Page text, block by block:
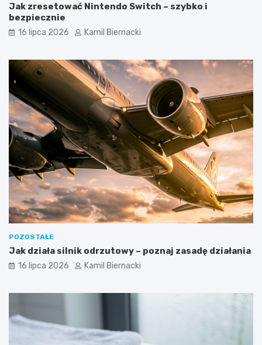
Jak zresetować Nintendo Switch – szybko i
bezpiecznie
16 lipca 2026 Kamil Biernacki
POZOSTAŁE
Jak działa silnik odrzutowy – poznaj zasadę działania
16 lipca 2026 Kamil Biernacki